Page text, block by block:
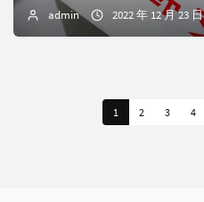
admin 2022 年 12 月 23 日
1 2 3 4